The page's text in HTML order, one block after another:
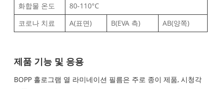
화합물 온도
80-110°C
코로나 치료
A(표면) B(EVA 측) AB(양쪽)
제품 기능 및 응용
BOPP 홀로그램 열 라미네이션 필름은 주로 종이 제품, 시청각